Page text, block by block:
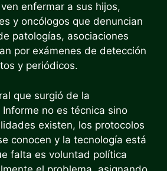
enfermar a sus hijos,
y oncólogos que denuncian
patologías, asociaciones
por exámenes de detección
y periódicos.
que surgió de la
no es técnica sino
existen, los protocolos
conocen y la tecnología está
falta es voluntad política